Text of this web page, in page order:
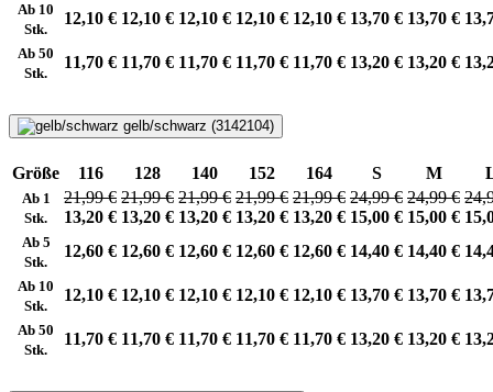
Ab 10
Stk.
12,10 € 12,10 € 12,10 € 12,10 € 12,10 € 13,70 € 13,70 €
Ab 50
Stk.
11,70 € 11,70 € 11,70 € 11,70 € 11,70 € 13,20 € 13,20 €
gelb/schwarz (3142104)
Größe 116 128 140 152 164 S M
Ab 1
Stk.
21,99 €
13,20 €
21,99 €
13,20 €
21,99 €
13,20 €
21,99 €
13,20 €
21,99 €
13,20 €
24,99 €
15,00 €
24,99 €
15,00 €
Ab 5
Stk.
12,60 € 12,60 € 12,60 € 12,60 € 12,60 € 14,40 € 14,40 €
Ab 10
Stk.
12,10 € 12,10 € 12,10 € 12,10 € 12,10 € 13,70 € 13,70 €
Ab 50
Stk.
11,70 € 11,70 € 11,70 € 11,70 € 11,70 € 13,20 € 13,20 €